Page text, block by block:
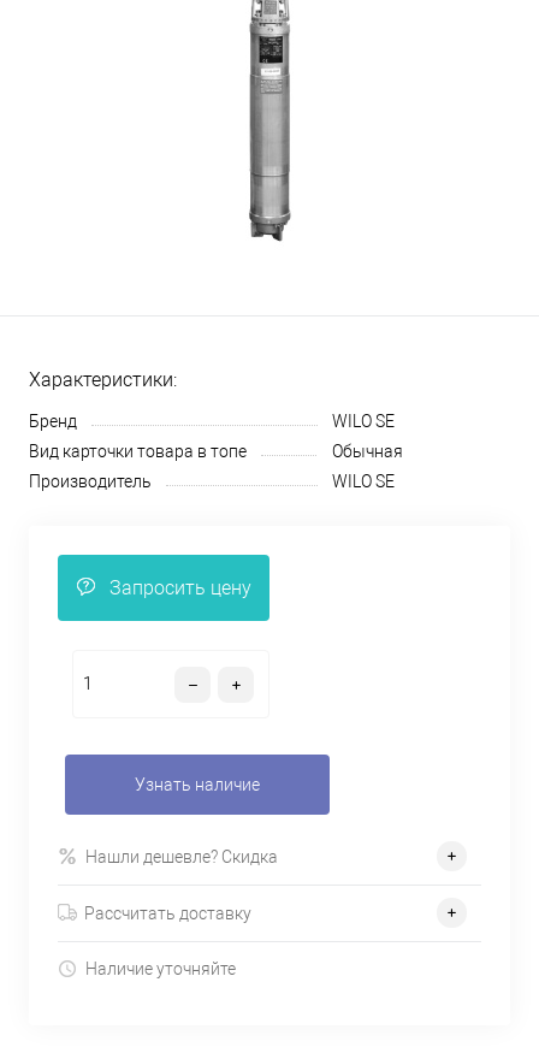
Характеристики:
Бренд
WILO SE
Вид карточки товара в топе
Обычная
Производитель
WILO SE
Запросить цену
Узнать наличие
Нашли дешевле? Скидка
Рассчитать доставку
Наличие уточняйте